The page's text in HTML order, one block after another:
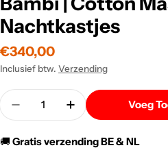
Nachtkastjes
Normale
prijs
€340,00
Inclusief btw. Verzending
Menigte
Verlaag De Hoeveelheid
Verhoog De
Voeg
🚚 Gratis verzending BE & NL